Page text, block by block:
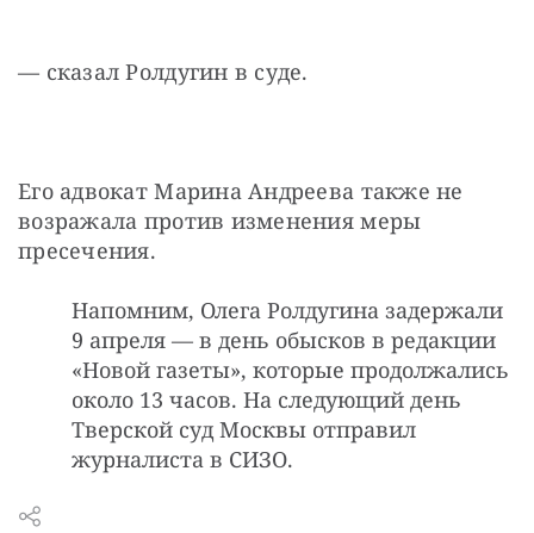
— сказал Ролдугин в суде.
Его адвокат Марина Андреева также не
возражала против изменения меры
пресечения.
Напомним, Олега Ролдугина задержали
9 апреля — в день обысков в редакции
«Новой газеты», которые продолжались
около 13 часов. На следующий день
Тверской суд Москвы отправил
журналиста в СИЗО.